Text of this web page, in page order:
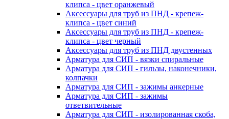
клипса - цвет оранжевый
Аксессуары для труб из ПНД - крепеж-
клипса - цвет синий
Аксессуары для труб из ПНД - крепеж-
клипса - цвет черный
Аксессуары для труб из ПНД двустенных
Арматура для СИП - вязки спиральные
Арматура для СИП - гильзы, наконечники,
колпачки
Арматура для СИП - зажимы анкерные
Арматура для СИП - зажимы
ответвительные
Арматура для СИП - изолированная скоба,